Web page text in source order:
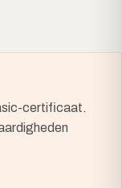
certificaat.